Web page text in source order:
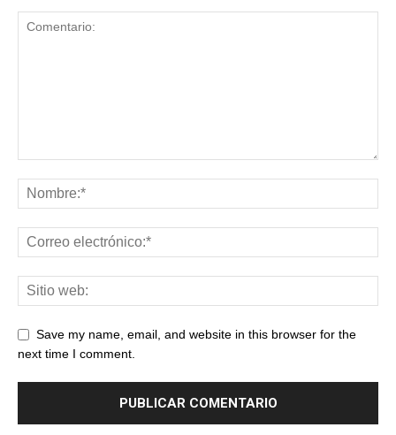
Save my name, email, and website in this browser for the
next time I comment.